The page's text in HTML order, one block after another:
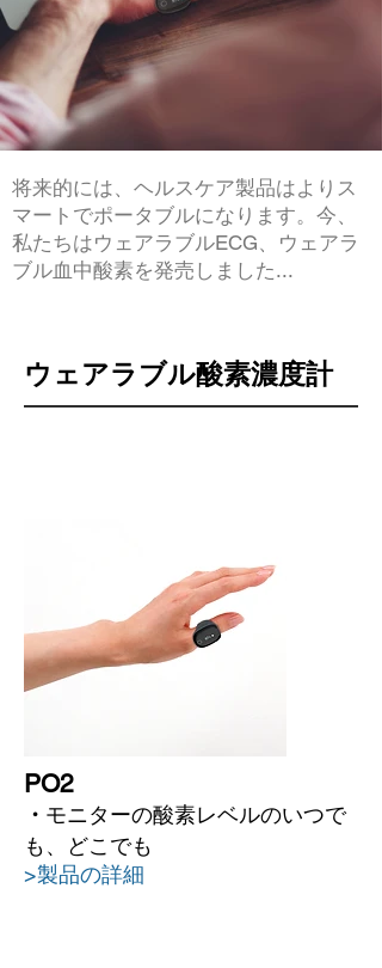
将来的には、ヘルスケア製品はよりス
マートでポータブルになります。今、
私たちはウェアラブルECG、ウェアラ
ブル血中酸素を発売しました...
ウェアラブル酸素濃度計
PO2
・ モニターの酸素レベルのいつで
も、どこでも
>製品の詳細